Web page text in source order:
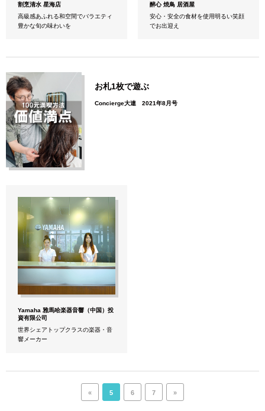
割烹清水 星海店
高級感あふれる和空間でバラエティ
豊かな旬の味わいを
醉心 焼鳥 居酒屋
安心・安全の食材を使用明るい笑顔
でお出迎え
お札1枚で遊ぶ
Concierge大連 2021年8月号
Yamaha 雅馬哈楽器音響（中国）投
資有限公司
世界シェアトップクラスの楽器・音
響メーカー
« 5 6 7 »